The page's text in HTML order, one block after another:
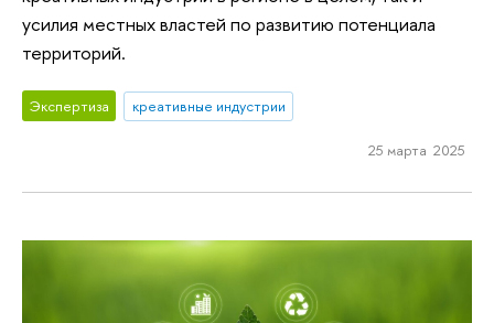
усилия местных властей по развитию потенциала
территорий.
Экспертиза креативные индустрии
25 марта 2025